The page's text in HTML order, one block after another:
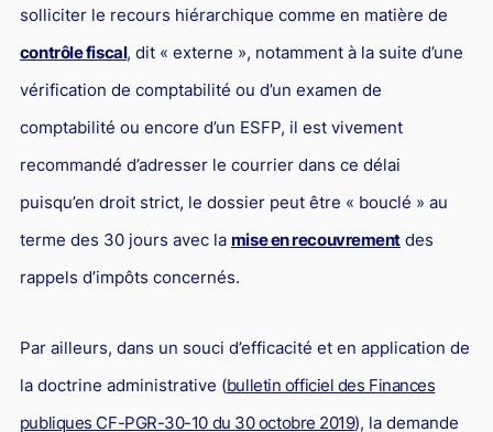
solliciter le recours hiérarchique comme en matière de
contrôle fiscal, dit « externe », notamment à la suite d’une
vérification de comptabilité ou d’un examen de
comptabilité ou encore d’un ESFP, il est vivement
recommandé d’adresser le courrier dans ce délai
puisqu’en droit strict, le dossier peut être « bouclé » au
terme des 30 jours avec la mise en recouvrementdes
rappels d’impôts concernés.
Par ailleurs, dans un souci d’efficacité et en application de
la doctrine administrative (bulletin officiel des Finances
publiques CF-PGR-30-10 du 30 octobre 2019), la demande